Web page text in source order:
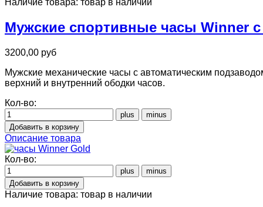
Мужские спортивные часы Winner
3200,00 руб
Мужские механические часы с автоматическим
верхний и внутренний ободки часов.
Кол-во:
Описание товара
Кол-во:
Наличие товара: товар в наличии